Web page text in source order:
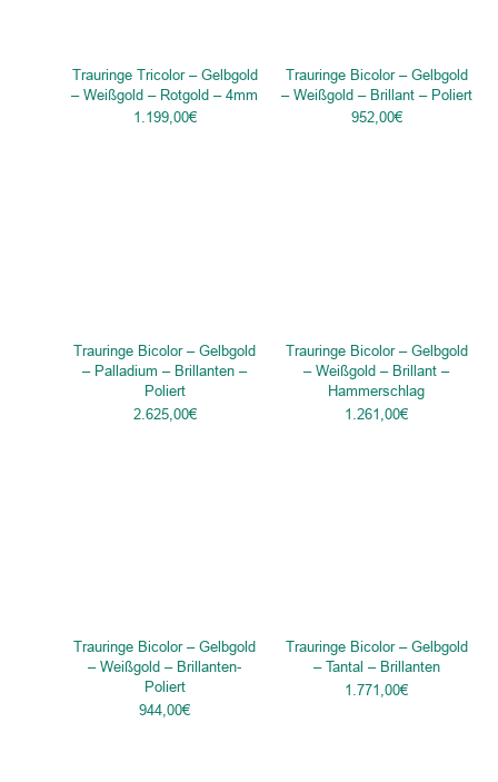
Trauringe Tricolor – Gelbgold
– Weißgold – Rotgold – 4mm
1.199,00€
Trauringe Bicolor – Gelbgold
– Weißgold – Brillant – Poliert
952,00€
Trauringe Bicolor – Gelbgold
– Palladium – Brillanten –
Poliert
2.625,00€
Trauringe Bicolor – Gelbgold
– Weißgold – Brillant –
Hammerschlag
1.261,00€
Trauringe Bicolor – Gelbgold
– Weißgold – Brillanten-
Poliert
944,00€
Trauringe Bicolor – Gelbgold
– Tantal – Brillanten
1.771,00€